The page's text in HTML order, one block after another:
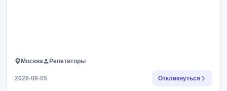
Москва Репетиторы
2026-08-05 Откликнуться